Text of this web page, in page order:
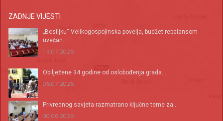
ZADNJE VIJESTI
„Bosiljku“ Velikogospojinska povelja, budžet rebalansom
uvećan...
13.07.2026
Оbilježene 34 godine od oslobođenja grada...
06.07.2026
Privrednog savjeta razmatrano ključne teme za...
30.06.2026